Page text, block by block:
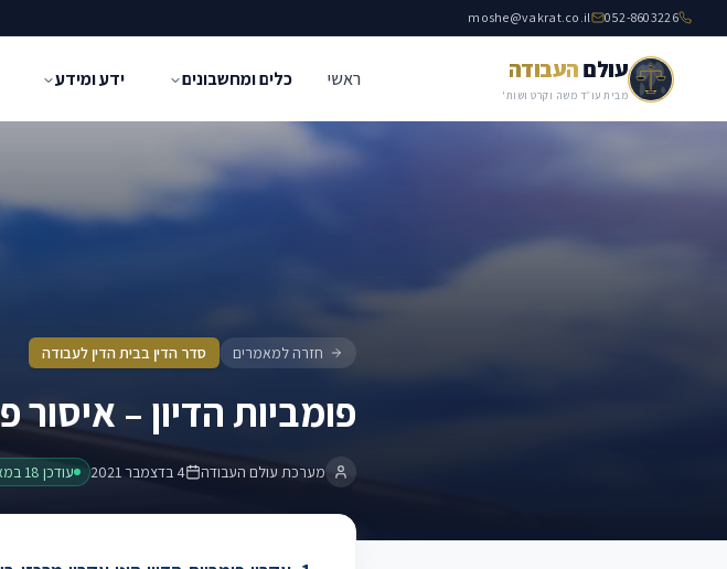
052-8603226
moshe@vakrat.co.il
עולםהעבודה
מבית עו״ד משה וקרט ושות'
ראשי כלים ומחשבונים ידע ומידע סדר הדין בבית הדין לעבודה פומביות הדיון – איסור פרסום
חזרה למאמרים סדר הדין בבית הדין לעבודה
פומביות הדיון – איסור
מערכת עולם העבודה 4 בדצמבר 2021 עודכן 18 במאי 2026